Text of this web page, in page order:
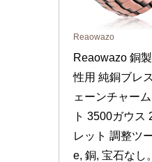
Reaowazo
Reaowazo 銅
性用 純銅ブレ
ェーンチャー
ト 3500ガウス
レット 調整ツ
e, 銅, 宝石なし。